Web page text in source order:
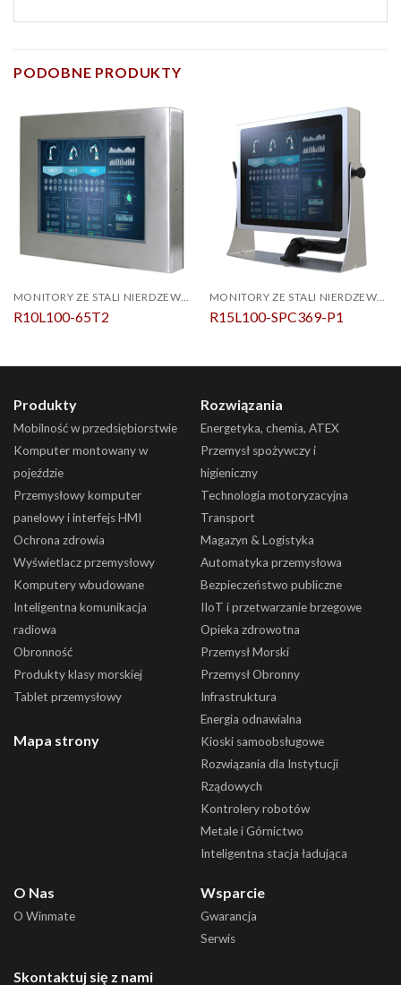
PODOBNE PRODUKTY
MONITORY ZE STALI NIERDZEWNEJ
R10L100-65T2
MONITORY ZE STALI NIERDZEWNEJ
R15L100-SPC369-P1
Produkty
Mobilność w przedsiębiorstwie
Komputer montowany w
pojeździe
Przemysłowy komputer
panelowy i interfejs HMI
Ochrona zdrowia
Wyświetlacz przemysłowy
Komputery wbudowane
Inteligentna komunikacja
radiowa
Obronność
Produkty klasy morskiej
Tablet przemysłowy
Mapa strony
Rozwiązania
Energetyka, chemia, ATEX
Przemysł spożywczy i
higieniczny
Technologia motoryzacyjna
Transport
Magazyn & Logistyka
Automatyka przemysłowa
Bezpieczeństwo publiczne
IIoT i przetwarzanie brzegowe
Opieka zdrowotna
Przemysł Morski
Przemysł Obronny
Infrastruktura
Energia odnawialna
Kioski samoobsługowe
Rozwiązania dla Instytucji
Rządowych
Kontrolery robotów
Metale i Górnictwo
Inteligentna stacja ładująca
O Nas
O Winmate
Wsparcie
Gwarancja
Serwis
Skontaktuj się z nami